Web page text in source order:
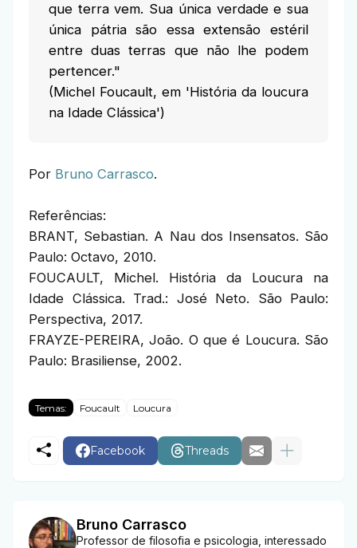
que terra vem. Sua única verdade e sua
única pátria são essa extensão estéril
entre duas terras que não lhe podem
pertencer."
(Michel Foucault, em 'História da loucura
na Idade Clássica')
Por Bruno Carrasco.
Referências:
BRANT, Sebastian. A Nau dos Insensatos. São
Paulo: Octavo, 2010.
FOUCAULT, Michel. História da Loucura na
Idade Clássica. Trad.: José Neto. São Paulo:
Perspectiva, 2017.
FRAYZE-PEREIRA, João. O que é Loucura. São
Paulo: Brasiliense, 2002.
Temas: Foucault Loucura
Facebook Threads
Bruno Carrasco
Professor de filosofia e psicologia, interessado